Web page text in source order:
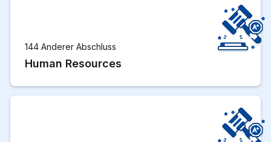
144 Anderer Abschluss
Human Resources